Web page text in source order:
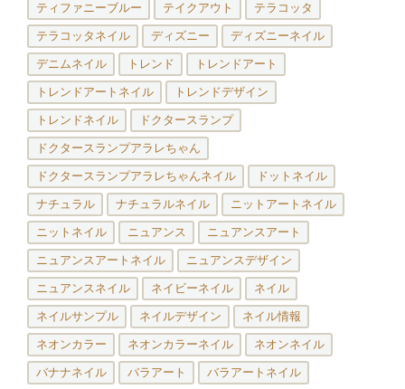
ティファニーブルー テイクアウト テラコッタ
テラコッタネイル ディズニー ディズニーネイル
デニムネイル トレンド トレンドアート
トレンドアートネイル トレンドデザイン
トレンドネイル ドクタースランプ
ドクタースランプアラレちゃん
ドクタースランプアラレちゃんネイル ドットネイル
ナチュラル ナチュラルネイル ニットアートネイル
ニットネイル ニュアンス ニュアンスアート
ニュアンスアートネイル ニュアンスデザイン
ニュアンスネイル ネイビーネイル ネイル
ネイルサンプル ネイルデザイン ネイル情報
ネオンカラー ネオンカラーネイル ネオンネイル
バナナネイル バラアート バラアートネイル